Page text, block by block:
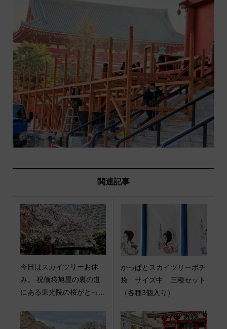
関連記事
今日はスカイツリーお休
み。 祝儀袋旭屋の裏の道
にある東光院の桜がとっ...
かっぱとスカイツリーポチ
袋 サイズ中 三種セット
（各種3個入り）